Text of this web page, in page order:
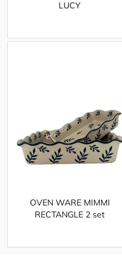
LUCY
OVEN WARE MIMMI
RECTANGLE 2 set